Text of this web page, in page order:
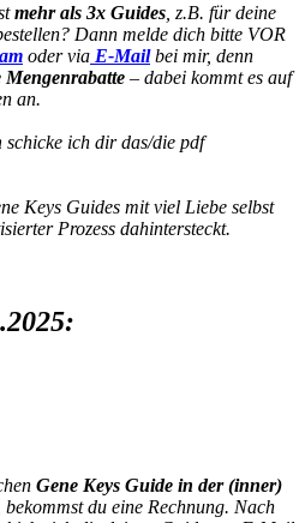
mehr als 3x Guides , z.B. für deine
Dann melde dich bitte VOR
oder via E-Mailbei mir, denn
– dabei kommt es auf
an.
schicke ich dir das/die pdf
Keys Guides mit viel Liebe selbst
Prozess dahintersteckt.
Gene Keys Guide in der (inner)
du eine Rechnung. Nach